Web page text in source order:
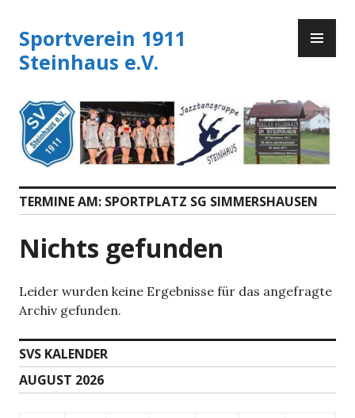
Inhalt
springen
Sportverein 1911
Steinhaus e.V.
TERMINE AM: SPORTPLATZ SG SIMMERSHAUSEN
Nichts gefunden
Leider wurden keine Ergebnisse für das angefragte
Archiv gefunden.
SVS KALENDER
AUGUST 2026